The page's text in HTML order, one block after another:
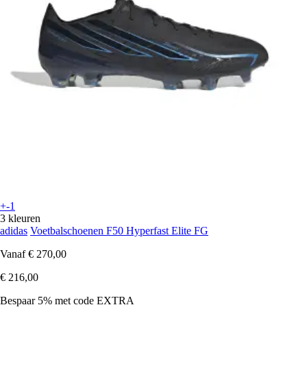
+-1
3 kleuren
adidas Voetbalschoenen F50 Hyperfast Elite FG
Vanaf € 270,00
€ 216,00
Bespaar 5% met code EXTRA